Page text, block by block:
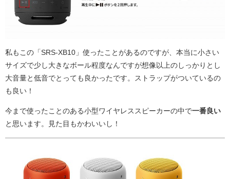
私もこの「SRS-XB10」使ったことがあるのですが、本当に小さい
サイズで少し大きなボール程度なんですが想像以上のしっかりとし
大音量と低音でとっても良かったです。ストラップがついているの
も良い！
今まで使ったことのある小型ワイヤレススピーカーの中で一番良い
と思います。見た目もかわいいし！